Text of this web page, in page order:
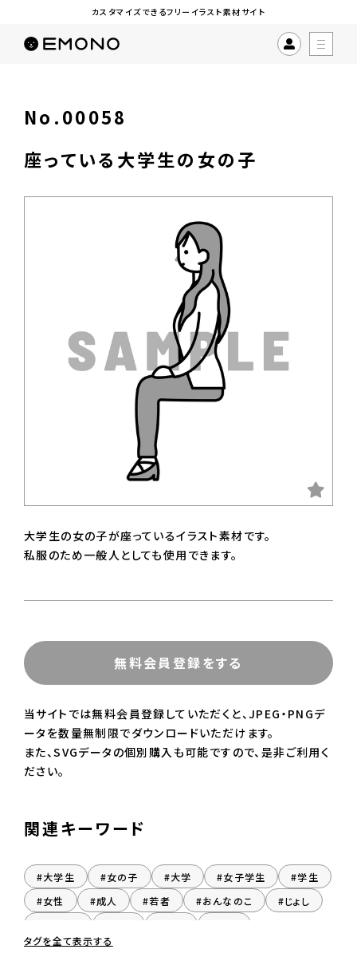
カスタマイズできるフリーイラスト素材サイト
No.00058
座っている大学生の女の子
大学生の女の子が座っているイラスト素材です。
私服のため一般人としても使用できます。
無料会員登録をする
当サイトでは無料会員登録していただくと、JPEG・PNGデ
ータを数量無制限でダウンロードいただけます。
また、SVGデータの個別購入も可能ですので、是非ご利用く
ださい。
関連キーワード
#大学生 #女の子 #大学 #女子学生
#学生
#女性
#成人 #若者 #おんなのこ
#じょし
タグを全て表示する